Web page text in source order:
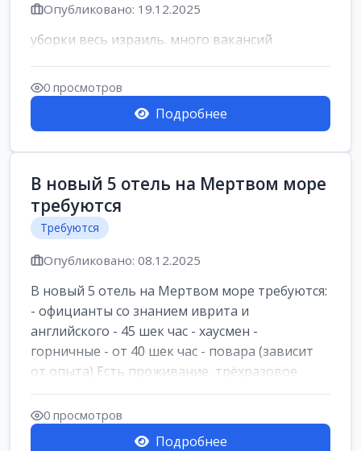
Опубликовано: 19.12.2025
уборки весь израиль. много вакансий
0 просмотров
Подробнее
В новый 5 отель на Мертвом море
требуются
Требуются
Опубликовано: 08.12.2025
В новый 5 отель на Мертвом море требуются:
- официанты со знанием иврита и
английского - 45 шек час - хаусмен -
горничные - от 40 шек час - повара (зависит
от опыта) Есть проживание, трёхразовое
питан...
0 просмотров
Подробнее